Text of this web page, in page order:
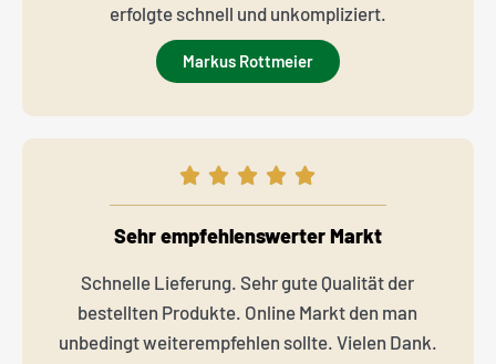
erfolgte schnell und unkompliziert.
Markus Rottmeier
Sehr empfehlenswerter Markt
Schnelle Lieferung. Sehr gute Qualität der
bestellten Produkte. Online Markt den man
unbedingt weiterempfehlen sollte. Vielen Dank.